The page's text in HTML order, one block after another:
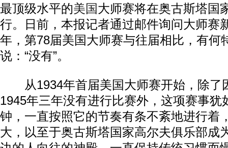
最顶级水平的美国大师赛将在奥古斯塔国
行。日前，本报记者通过邮件询问大师赛
年，第78届美国大师赛与往届相比，有何
说：“没有”。
从1934年首届美国大师赛开始，除了
1945年三年没有进行比赛外，这项赛事犹
钟，一直按照它的节奏有条不紊地进行着
大，以至于奥古斯塔国家高尔夫俱乐部成